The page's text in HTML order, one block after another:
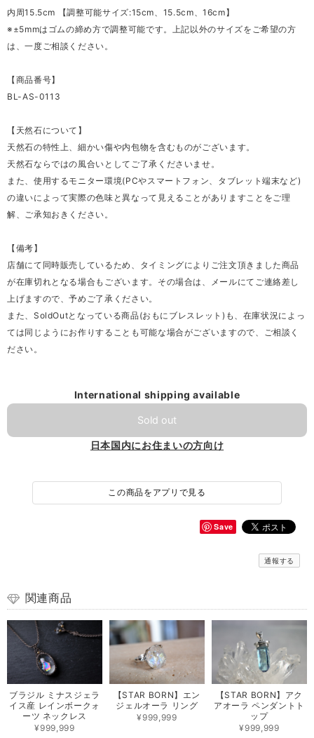
内周15.5cm 【調整可能サイズ:15cm、15.5cm、16cm】
※±5mmはゴムの締め方で調整可能です。上記以外のサイズをご希望の方
は、一度ご相談ください。
【商品番号】
BL-AS-0113
【天然石について】
天然石の特性上、細かい傷や内包物を含むものがございます。
天然石ならではの風合いとしてご了承くださいませ。
また、使用するモニター環境(PCやスマートフォン、タブレット端末など)
の違いによって実際の色味と異なって見えることがありますことをご理
解、ご承知おきください。
【備考】
店舗にて同時販売しているため、タイミングによりご注文頂きました商品
が在庫切れとなる場合もございます。その場合は、メールにてご連絡差し
上げますので、予めご了承ください。
また、SoldOutとなっている商品(おもにブレスレット)も、在庫状況によっ
ては同じようにお作りすることも可能な場合がございますので、ご相談く
ださい。
International shipping available
Sold out
日本国内にお住まいの方向け
この商品をアプリで見る
Save
通報する
関連商品
ブラジル ミナスジェラ
イス産 レインボークォ
ーツ ネックレス
¥999,999
【STAR BORN】エン
ジェルオーラ リング
¥999,999
【STAR BORN】アク
アオーラ ペンダントト
ップ
¥999,999